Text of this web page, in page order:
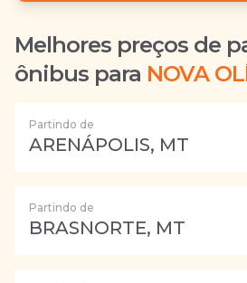
Melhores preços de
ônibus para NOVA
Partindo de
ARENÁPOLIS, MT
Partindo de
BRASNORTE, MT